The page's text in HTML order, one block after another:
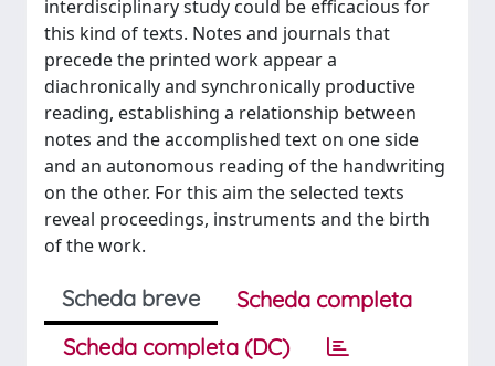
Scheda breve
Scheda completa
Scheda completa (DC)